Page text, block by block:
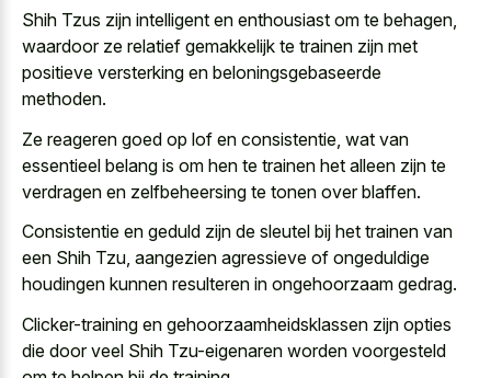
Shih Tzus zijn intelligent en enthousiast om te behagen,
waardoor ze relatief gemakkelijk te trainen zijn met
positieve versterking en beloningsgebaseerde
methoden.
Ze reageren goed op lof en consistentie, wat van
essentieel belang is om hen te trainen het alleen zijn te
verdragen en zelfbeheersing te tonen over blaffen.
Consistentie en geduld zijn de sleutel bij het trainen van
een Shih Tzu, aangezien agressieve of ongeduldige
houdingen kunnen resulteren in ongehoorzaam gedrag.
Clicker-training en gehoorzaamheidsklassen zijn opties
die door veel Shih Tzu-eigenaren worden voorgesteld